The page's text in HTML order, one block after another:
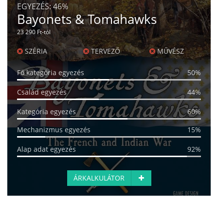
EGYEZÉS:46%
Bayonets & Tomahawks
23 290 Ft-tól
SZÉRIA TERVEZŐ MŰVÉSZ
Fő kategória egyezés 50%
Család egyezés 44%
Kategória egyezés
60%
Mechanizmus egyezés
15%
Alap adat egyezés 92%
ÁRKALKULÁTOR